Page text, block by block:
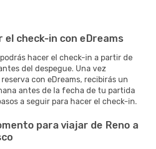
el check-in con eDreams
hacer el check-in a partir de
del despegue. Una vez
con eDreams, recibirás un
antes de la fecha de tu partida
a seguir para hacer el check-in.
para viajar de Reno a